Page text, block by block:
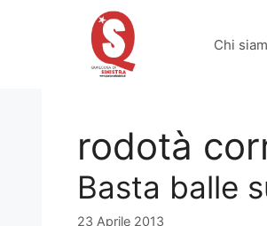
Chi
rodotà
Basta balle
23 Aprile 2013